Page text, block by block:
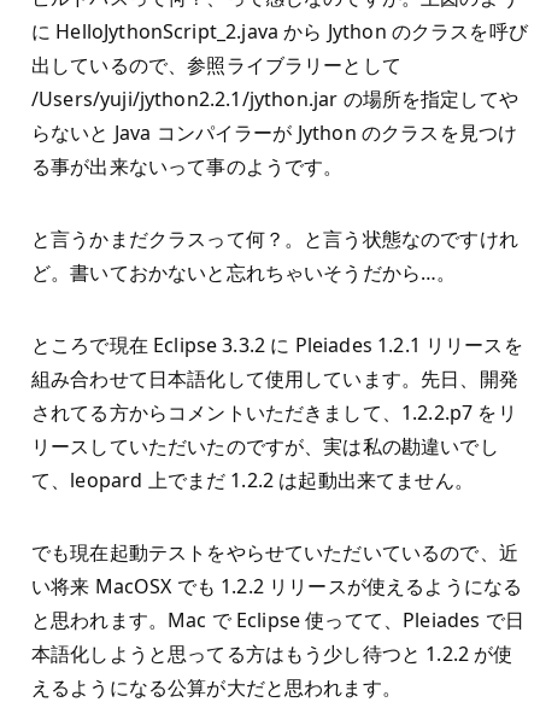
に HelloJythonScript_2.java から Jython のクラスを呼び
出しているので、参照ライブラリーとして
/Users/yuji/jython2.2.1/jython.jar の場所を指定してや
らないと Java コンパイラーが Jython のクラスを見つけ
る事が出来ないって事のようです。
と言うかまだクラスって何？。と言う状態なのですけれ
ど。書いておかないと忘れちゃいそうだから…。
ところで現在 Eclipse 3.3.2 に Pleiades 1.2.1 リリースを
組み合わせて日本語化して使用しています。先日、開発
されてる方からコメントいただきまして、1.2.2.p7 をリ
リースしていただいたのですが、実は私の勘違いでし
て、leopard 上でまだ 1.2.2 は起動出来てません。
でも現在起動テストをやらせていただいているので、近
い将来 MacOSX でも 1.2.2 リリースが使えるようになる
と思われます。Mac で Eclipse 使ってて、Pleiades で日
本語化しようと思ってる方はもう少し待つと 1.2.2 が使
えるようになる公算が大だと思われます。